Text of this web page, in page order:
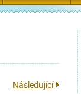
Následující